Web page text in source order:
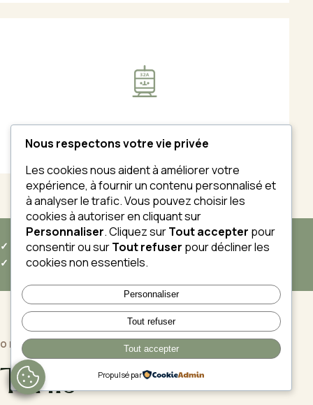
PRISES 32 A
✓ DÉCORS VARIÉS✓ LUMIÈRE IDÉALE
✓ LOGISTIQUE INCLUSE
OFFRES
Tarifs
Nous respectons votre vie privée
Les cookies nous aident à améliorer votre
expérience, à fournir un contenu personnalisé et
à analyser le trafic. Vous pouvez choisir les
cookies à autoriser en cliquant sur
Personnaliser. Cliquez surTout accepter pour
consentir ou surTout refuser pour décliner les
cookies non essentiels.
Personnaliser
Tout refuser
Tout accepter
Propulsé par